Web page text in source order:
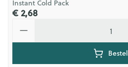
Instant Cold Pack
€ 2,68
Bestel